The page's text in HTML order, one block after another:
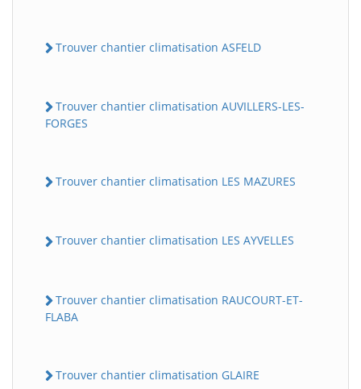
Trouver chantier climatisation ASFELD
Trouver chantier climatisation AUVILLERS-LES-
FORGES
Trouver chantier climatisation LES MAZURES
Trouver chantier climatisation LES AYVELLES
Trouver chantier climatisation RAUCOURT-ET-
FLABA
Trouver chantier climatisation GLAIRE